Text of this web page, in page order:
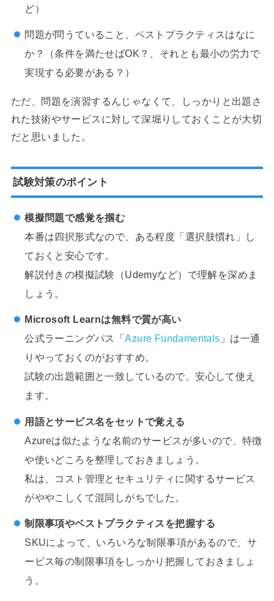
ど）
問題が問うていること、ベストプラクティスはなに
か？（条件を満たせばOK？、それとも最小の労力で
実現する必要がある？）
ただ、問題を演習するんじゃなくて、しっかりと出題さ
れた技術やサービスに対して深堀りしておくことが大切
だと思いました。
試験対策のポイント
模擬問題で感覚を掴む
本番は四択形式なので、ある程度「選択肢慣れ」し
ておくと安心です。
解説付きの模擬試験（Udemyなど）で理解を深めま
しょう。
Microsoft Learnは無料で質が高い
公式ラーニングパス「Azure Fundamentals 」は一通
りやっておくのがおすすめ。
試験の出題範囲と一致しているので、安心して使え
ます。
用語とサービス名をセットで覚える
Azureは似たような名前のサービスが多いので、特徴
や使いどころを整理しておきましょう。
私は、コスト管理とセキュリティに関するサービス
がややこしくて混同しがちでした。
制限事項やベストプラクティスを把握する
SKUによって、いろいろな制限事項があるので、サ
ービス毎の制限事項をしっかり把握しておきましょ
う。